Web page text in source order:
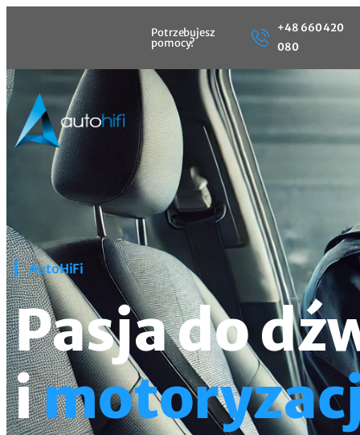
Potrzebujesz
pomocy?
+48 660 420
080
AutoHiFi
Pasja do
i